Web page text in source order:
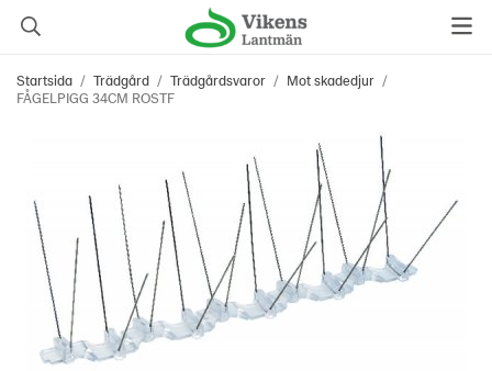
Startsida / Trädgård / Trädgårdsvaror / Mot skadedjur /
FÅGELPIGG 34CM ROSTF